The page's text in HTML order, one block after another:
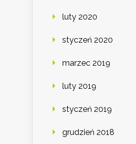
luty 2020
styczeń 2020
marzec 2019
luty 2019
styczeń 2019
grudzień 2018